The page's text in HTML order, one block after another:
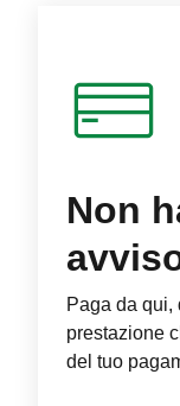
Non
Paga da qui,
prestazione
del tuo